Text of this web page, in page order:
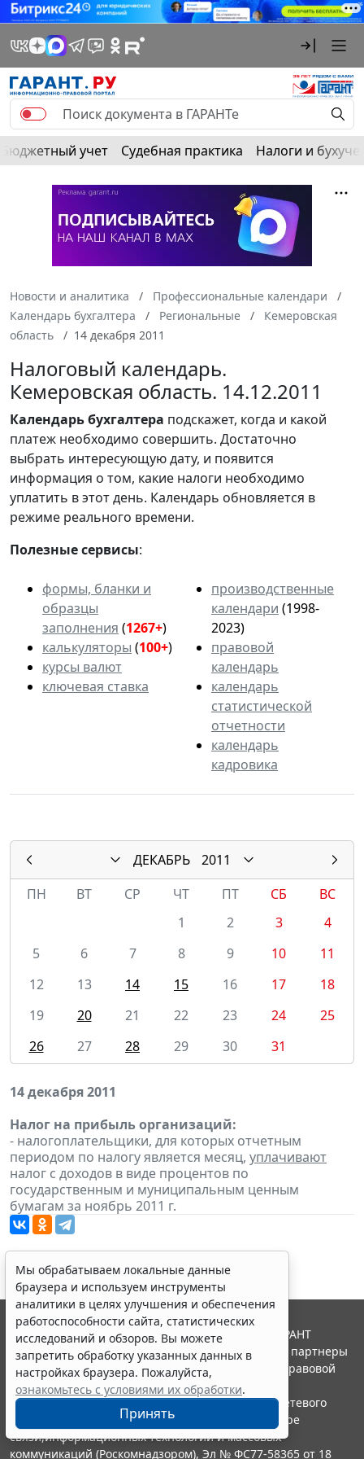
Бюджетный учет Судебная практика Налоги и
Новости и аналитика
Профессиональные календари
Календарь бухгалтера
Региональные
Кемеровская
область
14 декабря 2011
Налоговый календарь.
Кемеровская область. 14.12.2011
Календарьбухгалтера подскажет, когда и какой
платеж необходимо совершить. Достаточно
выбрать интересующую дату, и появится
информация о том, какие налоги необходимо
уплатить в этот день. Календарь обновляется в
режиме реального времени.
Полезные сервисы:
формы, бланки и
образцы
заполнения (1267+)
калькуляторы (100+)
курсы валют
ключевая ставка
производственные
календари (1998-
2023)
правовой
календарь
календарь
статистической
отчетности
календарь
кадровика
ДЕКАБРЬ
2011
ПН
ВТ СР ЧТ ПТ СБ
ВС
1
2 3
4
5
6 7 8 9 10
11
12
13 14 15 16 17
18
19
20 21 22 23 24
25
26
27 28 29 30 31
14 декабря 2011
Налог на прибыль организаций:
- налогоплательщики, для которых отчетным
периодом по налогу является месяц, уплачивают
налог с доходов в виде процентов по
государственным и муниципальным ценным
бумагам за ноябрь 2011 г.
Мы обрабатываем локальные данные
браузера и используем инструменты
аналитики в целях улучшения и обеспечения
работоспособности сайта, статистических
исследований и обзоров. Вы можете
запретить обработку указанных данных в
настройках браузера. Пожалуйста,
ознакомьтесь с условиями их обработки.
Принять
© ООО "НПП "ГАРАНТ-СЕРВИС", 2026. Система ГАРАНТ
выпускается с 1990 года. Компания "Гарант" и ее партнеры
являются участниками Российской ассоциации правовой
информации ГАРАНТ.
Портал ГАРАНТ.РУ зарегистрирован в качестве сетевого
издания Федеральной службой по надзору в сфере
связи,информационных технологий и массовых
коммуникаций (Роскомнадзором), Эл № ФС77-58365 от 18